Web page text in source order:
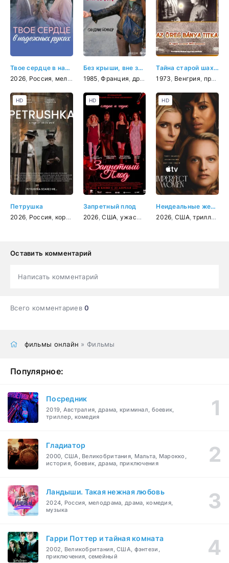
Твое сердце в надежных руках
2026 Россия мелодрама
Без крыши, вне закона
1985 ,Франция драма
Тайна старой шахты
1973 Венгрия приключения
Петрушка
2026 Россия короткометражка ,драма,детектив
HD
Запретный плод
2026 ,США ужасы комедия, триллер,драма
HD
Неидеальные женщины
2026 США,триллер
HD
Оставить комментарий
Написать комментарий
Всего комментариев0
фильмы онлайн » Фильмы
Популярное:
Посредник
2019, Австралия, драма, криминал, боевик,
триллер, комедия
Гладиатор
2000, США, Великобритания, Мальта, Марокко,
история, боевик, драма, приключения
Ландыши. Такая нежная любовь
2024, Россия, мелодрама, драма, комедия,
музыка
Гарри Поттер и тайная комната
2002, Великобритания, США, фэнтези,
приключения, семейный